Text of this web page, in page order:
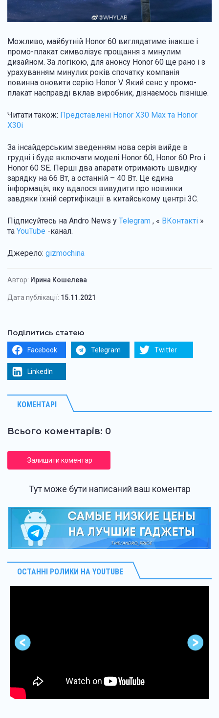
Можливо, майбутній Honor 60 виглядатиме інакше і
промо-плакат символізує прощання з минулим
дизайном. За логікою, для анонсу Honor 60 ще рано і з
урахуванням минулих років спочатку компанія
повинна оновити серію Honor V. Який сенс у промо-
плакат насправді вклав виробник, дізнаємось пізніше.
Читати також: Представлені Honor X30 Max та Honor
X30i
За інсайдерським зведенням нова серія вийде в
грудні і буде включати моделі Honor 60, Honor 60 Pro і
Honor 60 SE. Перші два апарати отримають швидку
зарядку на 66 Вт, а останній – 40 Вт. Це єдина
інформація, яку вдалося вивудити про новинки
завдяки їхній сертифікації в китайському центрі 3С.
Підписуйтесь на Andro News у Telegram , « ВКонтакті »
та YouTube -канал.
Джерело: gizmochina
Автор: Ирина Кошелева
Дата публікації: 15.11.2021
Поділитись статею
Facebook Telegram Twitter
LinkedIn
КОМЕНТАРІ
Всього коментарів: 0
Залишити коментар
Тут може бути написаний ваш коментар
ОСТАННІ РОЛИКИ НА YOUTUBE